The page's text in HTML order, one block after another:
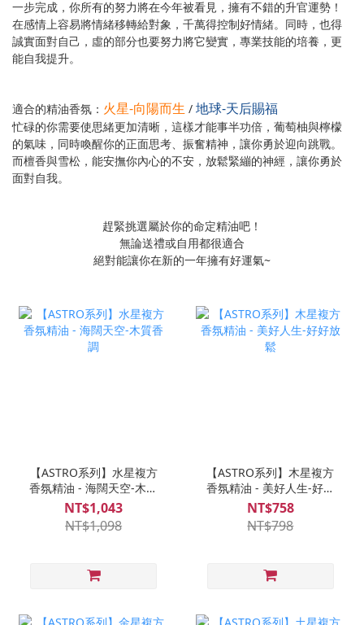
一步完成，你所有的努力將在今年被看見，擁有不錯的升官運勢！
在感情上容易將情緒移轉給對象，千萬得控制好情緒。同時，也得
誠實面對自己，虛的部分也要努力將它變實，專業技能的培養，更
能自我提升。
適合的精油香氛： 火星-向陽而生 / 地球-天后賜福
忙碌的你需要使思緒更加清晰，這樣才能事半功倍，葡萄柚與檸檬
的氣味，同時喚醒你的正面思考、振奮精神，讓你勇於迎向跳戰。
而檀香與雪松，能安撫你內心的不安，放鬆緊繃的神經，讓你勇於
面對自我。
趕緊挑選屬於你的命定精油吧！
無論送禮或自用都很適合
絕對能讓你在新的一年擁有好運氣~
【ASTRO系列】水星複方
香氛精油 - 海闊天空-木質
香調
NT$1,043
NT$1,098
【ASTRO系列】木星複方
香氛精油 - 美好人生-好好
放鬆
NT$758
NT$798